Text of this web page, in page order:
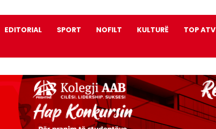
EDITORIAL SPORT NOFILT KULTURË TOP ATV